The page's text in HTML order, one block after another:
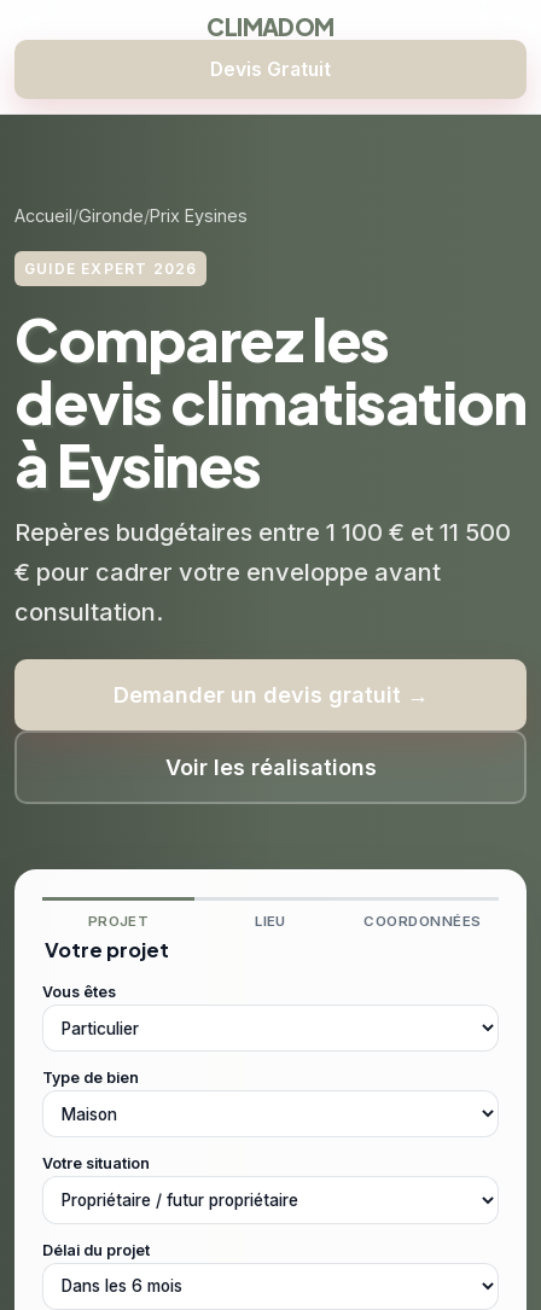
CLIMADOM
Devis Gratuit
Accueil Gironde Prix Eysines
GUIDE EXPERT 2026
Comparez les
devis climatisation
à Eysines
Repères budgétaires entre 1 100 € et 11 500
€ pour cadrer votre enveloppe avant
consultation.
Demander un devis gratuit →
Voir les réalisations
PROJET LIEU COORDONNÉES
Votre projet
Vous êtes
Type de bien
Votre situation
Délai du projet